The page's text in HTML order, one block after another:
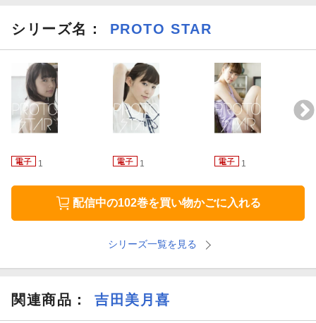
シリーズ名： PROTO STAR
1 1 1
配信中の102巻を買い物かごに入れる
シリーズ一覧を見る
関連商品 ： 吉田美月喜